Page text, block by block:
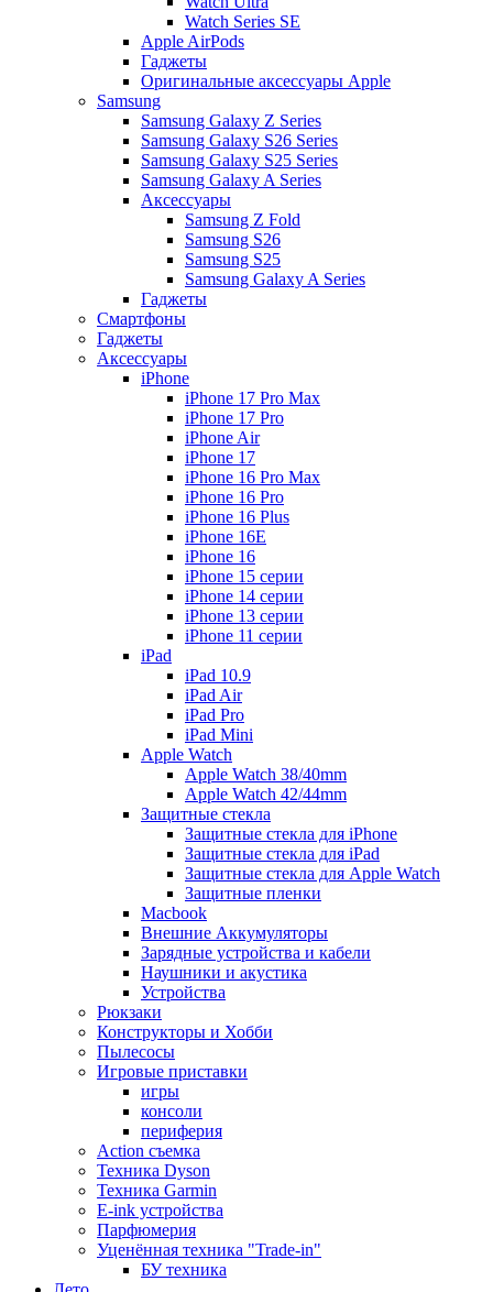
Watch Series SE
Apple AirPods
Гаджеты
Оригинальные аксессуары Apple
Samsung
Samsung Galaxy Z Series
Samsung Galaxy S26 Series
Samsung Galaxy S25 Series
Samsung Galaxy A Series
Аксессуары
Samsung Z Fold
Samsung S26
Samsung S25
Samsung Galaxy A Series
Гаджеты
Смартфоны
Гаджеты
Аксессуары
iPhone
iPhone 17 Pro Max
iPhone 17 Pro
iPhone Air
iPhone 17
iPhone 16 Pro Max
iPhone 16 Pro
iPhone 16 Plus
iPhone 16E
iPhone 16
iPhone 15 серии
iPhone 14 серии
iPhone 13 серии
iPhone 11 серии
iPad
iPad 10.9
iPad Air
iPad Pro
iPad Mini
Apple Watch
Apple Watch 38/40mm
Apple Watch 42/44mm
Защитные стекла
Защитные стекла для iPhone
Защитные стекла для iPad
Защитные стекла для Apple Watch
Защитные пленки
Macbook
Внешние Аккумуляторы
Зарядные устройства и кабели
Наушники и акустика
Устройства
Рюкзаки
Конструкторы и Хобби
Пылесосы
Игровые приставки
игры
консоли
периферия
Action съемка
Техника Dyson
Техника Garmin
E-ink устройства
Парфюмерия
Уценённая техника "Trade-in"
БУ техника